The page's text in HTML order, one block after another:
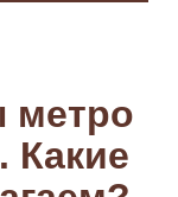
метро
Какие